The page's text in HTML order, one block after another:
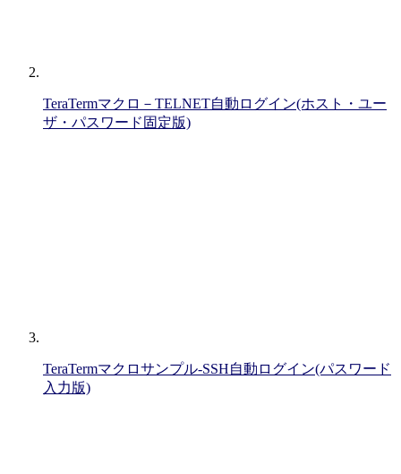
TeraTermマクロ－TELNET自動ログイン(ホスト・ユー
ザ・パスワード固定版)
TeraTermマクロサンプル-SSH自動ログイン(パスワード
入力版)